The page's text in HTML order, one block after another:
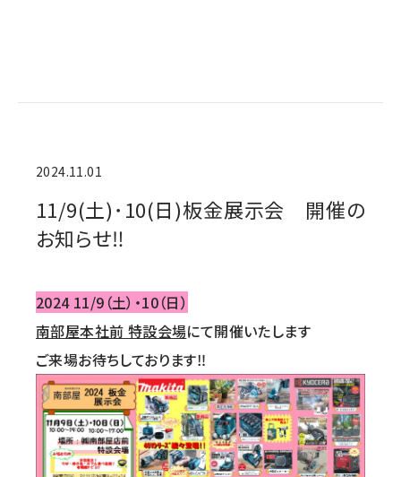
2024.11.01
11/9(土)･10(日)板金展示会 開催の
お知らせ‼
2024 11/9（土）・10（日）
南部屋本社前 特設会場にて開催いたします
ご来場お待ちしております‼